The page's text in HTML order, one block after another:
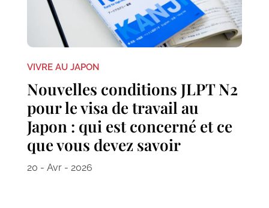
VIVRE AU JAPON
Nouvelles conditions JLPT N2
pour le visa de travail au
Japon : qui est concerné et ce
que vous devez savoir
20 - Avr - 2026